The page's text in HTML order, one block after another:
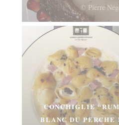
© Pierre
CONCHIGLIE
BLANC DU